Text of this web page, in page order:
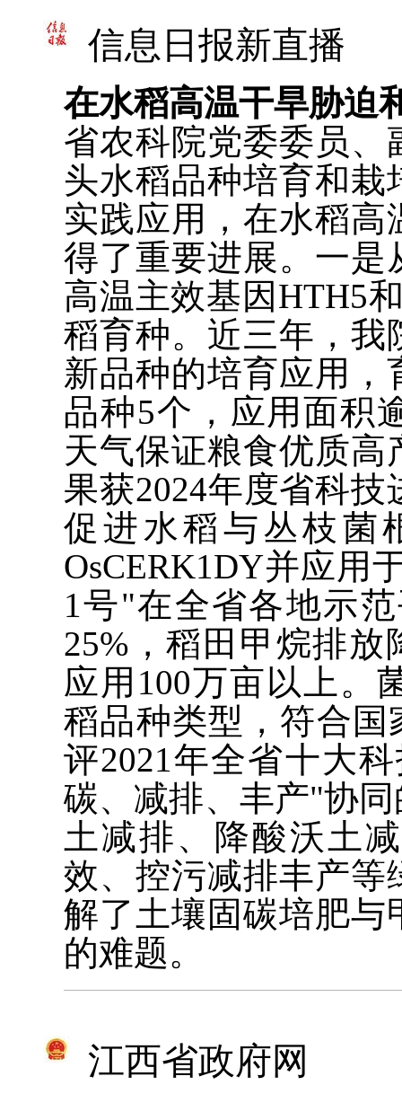
信息日报新直播
在水稻高温干旱胁迫
省农科院党委委员、
头水稻品种培育和栽
实践应用，在水稻高
得了重要进展。一是
高温主效基因HTH5
稻育种。近三年，我
新品种的培育应用，
品种5个，应用面积
天气保证粮食优质
果获2024年度省科
促进水稻与丛枝菌
OsCERK1DY并应用
1号"在全省各地示
25%，稻田甲烷排放
应用100万亩以上。
稻品种类型，符合
评2021年全省十大
碳、减排、丰产"协
土减排、降酸沃土
效、控污减排丰产等
解了土壤固碳培肥与
的难题。
江西省政府网